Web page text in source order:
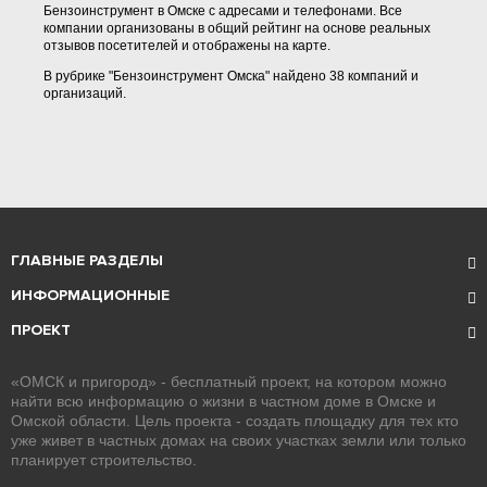
Бензоинструмент в Омске с адресами и телефонами. Все
компании организованы в общий рейтинг на основе реальных
отзывов посетителей и отображены на карте.
В рубрике "Бензоинструмент Омска" найдено 38 компаний и
организаций.
ГЛАВНЫЕ РАЗДЕЛЫ
ИНФОРМАЦИОННЫЕ
ПРОЕКТ
«ОМСК и пригород» - бесплатный проект, на котором можно
найти всю информацию о жизни в частном доме в Омске и
Омской области. Цель проекта - создать площадку для тех кто
уже живет в частных домах на своих участках земли или только
планирует строительство.